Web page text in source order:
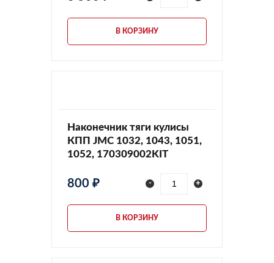
В КОРЗИНУ
Наконечник тяги кулисы
КПП JMC 1032, 1043, 1051,
1052, 170309002KIT
800 ₽ - +
В КОРЗИНУ